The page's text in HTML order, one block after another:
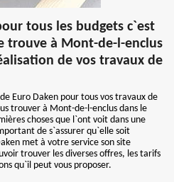
tous les budgets c`est
trouve à Mont-de-l-enclus
de vos travaux de
Euro Daken pour tous vos travaux de
trouver à Mont-de-l-enclus dans le
choses que l`ont voit dans une
de s`assurer qu`elle soit
met à votre service son site
trouver les diverses offres, les tarifs
qu`il peut vous proposer.